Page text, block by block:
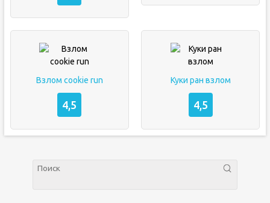
Взлом cookie run
4,5
Куки ран взлом
4,5